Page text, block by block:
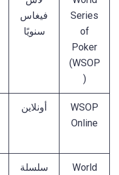
Series
of
Poker
(WSOP
)
فيغاس
سنويًا
WSOP
Online
أونلاين
World
سلسلة